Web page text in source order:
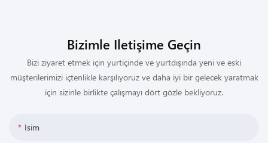
Bizimle Iletişime Geçin
Bizi ziyaret etmek için yurtiçinde ve yurtdışında yeni ve eski
müşterilerimizi içtenlikle karşılıyoruz ve daha iyi bir gelecek yaratmak
için sizinle birlikte çalışmayı dört gözle bekliyoruz.
Isim